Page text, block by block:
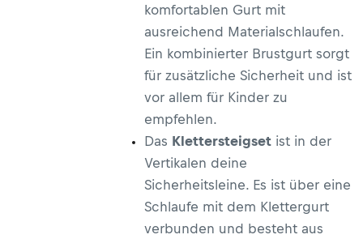
komfortablen Gurt mit
ausreichend Materialschlaufen.
Ein kombinierter Brustgurt sorgt
für zusätzliche Sicherheit und ist
vor allem für Kinder zu
empfehlen.
Das Klettersteigset ist in der
Vertikalen deine
Sicherheitsleine. Es ist über eine
Schlaufe mit dem Klettergurt
verbunden und besteht aus